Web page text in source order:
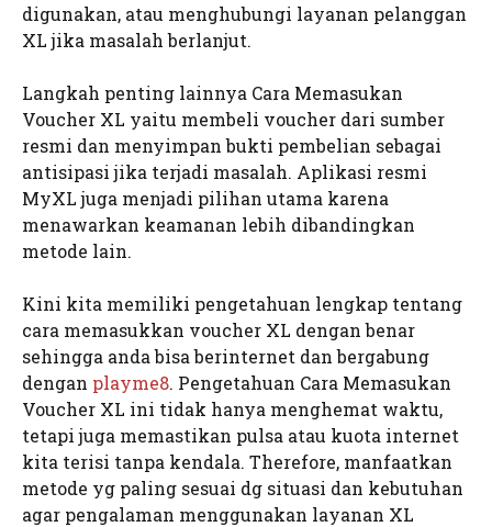
digunakan, atau menghubungi layanan pelanggan
XL jika masalah berlanjut.
Langkah penting lainnya Cara Memasukan
Voucher XL yaitu membeli voucher dari sumber
resmi dan menyimpan bukti pembelian sebagai
antisipasi jika terjadi masalah. Aplikasi resmi
MyXL juga menjadi pilihan utama karena
menawarkan keamanan lebih dibandingkan
metode lain.
Kini kita memiliki pengetahuan lengkap tentang
cara memasukkan voucher XL dengan benar
sehingga anda bisa berinternet dan bergabung
dengan playme8. Pengetahuan Cara Memasukan
Voucher XL ini tidak hanya menghemat waktu,
tetapi juga memastikan pulsa atau kuota internet
kita terisi tanpa kendala. Therefore, manfaatkan
metode yg paling sesuai dg situasi dan kebutuhan
agar pengalaman menggunakan layanan XL